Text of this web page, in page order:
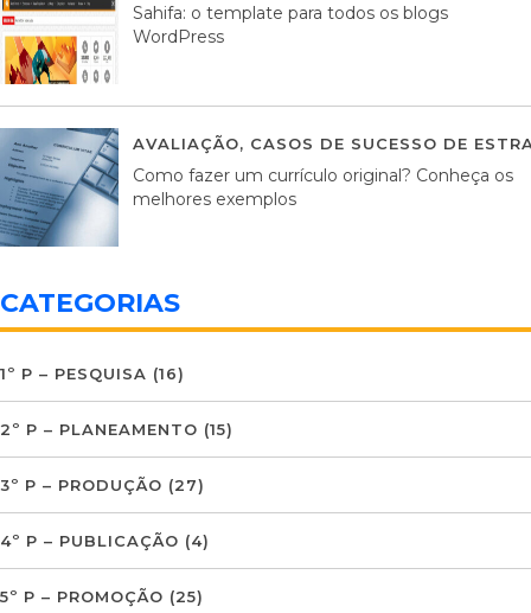
Sahifa: o template para todos os blogs
WordPress
AVALIAÇÃO, CASOS DE SUCESSO DE
Como fazer um currículo original? Conheça os
melhores exemplos
CATEGORIAS
1º P – PESQUISA (16)
2º P – PLANEAMENTO (15)
3º P – PRODUÇÃO (27)
4º P – PUBLICAÇÃO (4)
5º P – PROMOÇÃO (25)